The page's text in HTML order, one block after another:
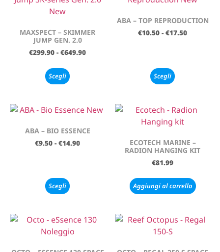
MAXSPECT – SKIMMER
JUMP GEN. 2.0
€299.90 - €649.90
Scegli
ABA – TOP REPRODUCTION
€10.50 - €17.50
Scegli
ABA – BIO ESSENCE
€9.50 - €14.90
Scegli
ECOTECH MARINE –
RADION HANGING KIT
€81.99
Aggiungi al carrello